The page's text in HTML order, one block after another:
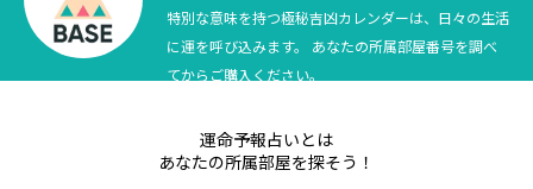
テニス四大大会・五輪
特別な意味を持つ極秘吉凶カレンダーは、日々の生活
に運を呼び込みます。 あなたの所属部屋番号を調べ
てからご購入ください。
運命予報占いとは
あなたの所属部屋を探そう！